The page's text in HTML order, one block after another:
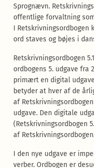
Sprognævn.
offentlige forvaltning
I Retskrivningsordbogen
ord staves og bøjes i
Retskrivningsordbogen
ordbogens 5. udgave fra
primært en digital
betyder at hver af de
af
udgave. Den digitale
(Retskrivningsordbogen
af
I den nye udgave er
verber. Ordbogen er